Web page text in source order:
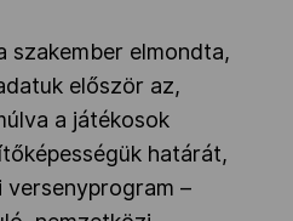
szakember elmondta,
először az,
a játékosok
határát,
–